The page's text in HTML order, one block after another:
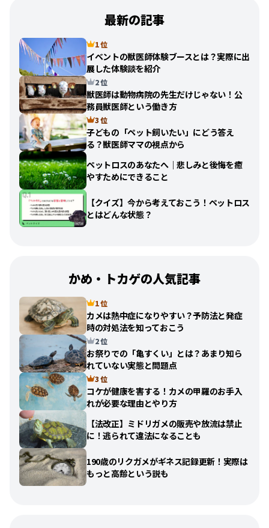
最新の記事
1 位
イベントの獣医師体験ブースとは？実際に出
展した体験談を紹介
2 位
獣医師は動物病院の先生だけじゃない！公
務員獣医師という働き方
3 位
子どもの「ペット飼いたい」にどう答え
る？獣医師ママの視点から
ペットロスのあなたへ｜悲しみと後悔を癒
やすためにできること
【クイズ】今から考えておこう！ペットロス
とはどんな状態？
かめ・トカゲの人気記事
1 位
カメは熱中症になりやすい？予防法と発症
時の対処法を知っておこう
2 位
お祭りでの「亀すくい」とは？あまり知ら
れていない実態と問題点
3 位
コケが健康を害する！カメの甲羅のお手入
れが必要な理由とやり方
【法改正】ミドリガメの販売や放流は禁止
に！逃られて違法になることも
190歳のリクガメがギネス記録更新！実際は
もっと高齢という説も